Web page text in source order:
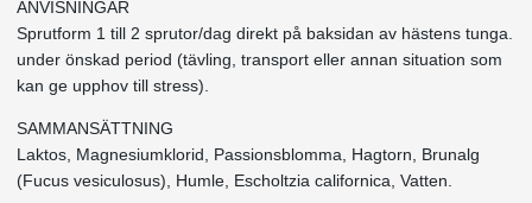
ANVISNINGAR
Sprutform 1 till 2 sprutor/dag direkt på baksidan av hästens tunga.
under önskad period (tävling, transport eller annan situation som
kan ge upphov till stress).
SAMMANSÄTTNING
Laktos, Magnesiumklorid, Passionsblomma, Hagtorn, Brunalg
(Fucus vesiculosus), Humle, Escholtzia californica, Vatten.